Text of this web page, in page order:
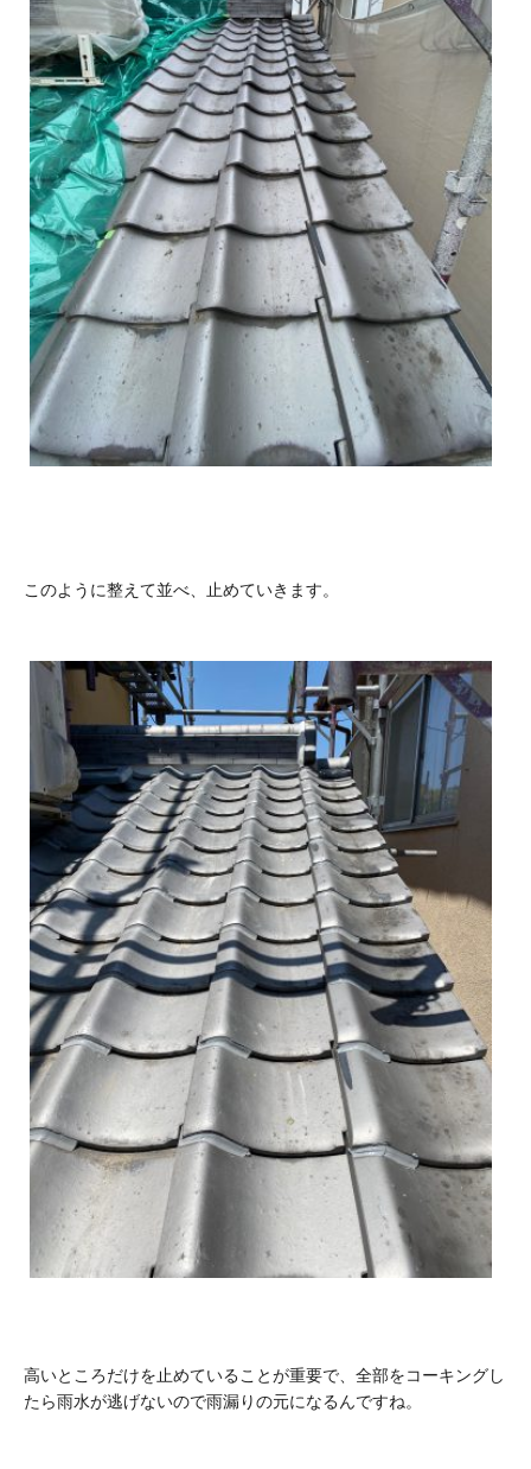
このように整えて並べ、止めていきます。
高いところだけを止めていることが重要で、全部をコーキングし
たら雨水が逃げないので雨漏りの元になるんですね。